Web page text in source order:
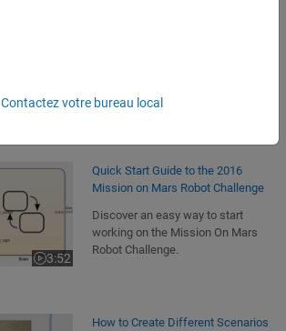
3:06
Video length is 3:06
the robot to a specific target.
3:52
Video length is 3:52
Quick Start Guide to the 2016
Mission on Mars Robot Challenge
Discover an easy way to start
working on the Mission On Mars
Robot Challenge.
How to Create Different Scenarios
Contactez votre bureau local